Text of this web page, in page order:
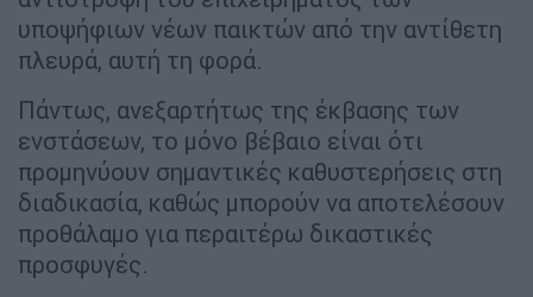
υποψήφιων νέων παικτών από την αντίθετη
πλευρά, αυτή τη φορά.
Πάντως, ανεξαρτήτως της έκβασης των
ενστάσεων, το μόνο βέβαιο είναι ότι
προμηνύουν σημαντικές καθυστερήσεις στη
διαδικασία, καθώς μπορούν να αποτελέσουν
προθάλαμο για περαιτέρω δικαστικές
προσφυγές.